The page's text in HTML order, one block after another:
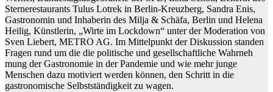
Sternerestaurants Tulus Lotrek in Berlin-Kreuzberg, Sandra Enis,
Gastronomin und Inhaberin des Milja & Schäfa, Berlin und Helena
Heilig, Künstlerin, „Wirte im Lockdown“ unter der Moderation von
Sven Liebert, METRO AG. Im Mittelpunkt der Diskussion standen
Fragen rund um die die politische und gesellschaftliche Wahrneh
mung der Gastronomie in der Pandemie und wie mehr junge
Menschen dazu motiviert werden können, den Schritt in die
gastronomische Selbstständigkeit zu wagen.